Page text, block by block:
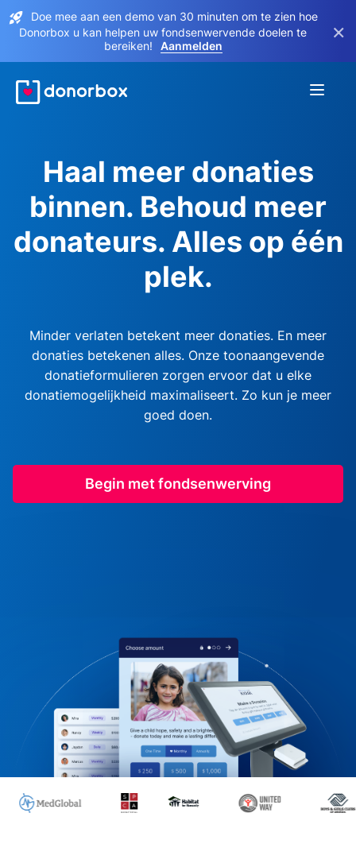
Doe mee aan een demo van 30 minuten om te zien hoe
Donorbox u kan helpen uw fondsenwervende doelen te
bereiken!
Aanmelden
×
Haal meer donaties
binnen. Behoud meer
donateurs. Alles op één
plek.
Minder verlaten betekent meer donaties. En meer
donaties betekenen alles. Onze toonaangevende
donatieformulieren zorgen ervoor dat u elke
donatiemogelijkheid maximaliseert. Zo kun je meer
goed doen.
Begin met fondsenwerving